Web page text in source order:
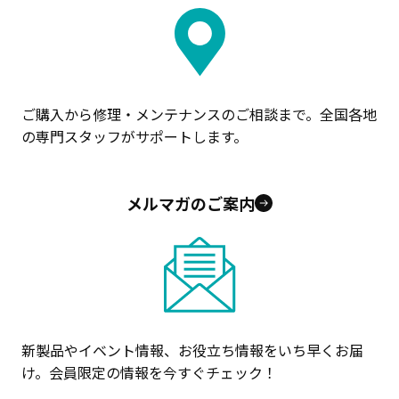
ご購入から修理・メンテナンスのご相談まで。全国各地
の専門スタッフがサポートします。
メルマガのご案内
新製品やイベント情報、お役立ち情報をいち早くお届
け。会員限定の情報を今すぐチェック！